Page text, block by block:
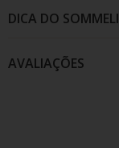
Este Cabernet
AVALIAÇÕES